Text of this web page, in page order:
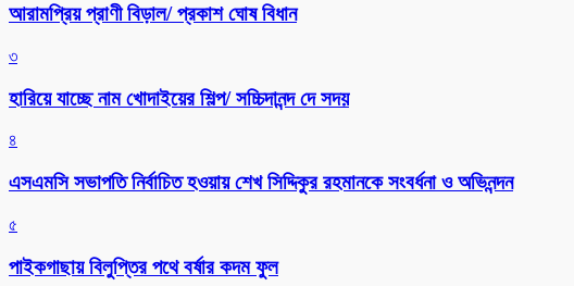
আরামপ্রিয় প্রাণী বিড়াল/ প্রকাশ ঘোষ বিধান
৩
হারিয়ে যাচ্ছে নাম খোদাইয়ের শিল্প/ সচ্চিদানন্দ দে সদয়
৪
এসএমসি সভাপতি নির্বাচিত হওয়ায় শেখ সিদ্দিকুর রহমানকে সংবর্ধনা ও অভিনন্দন
৫
পাইকগাছায় বিলুপ্তির পথে বর্ষার কদম ফুল